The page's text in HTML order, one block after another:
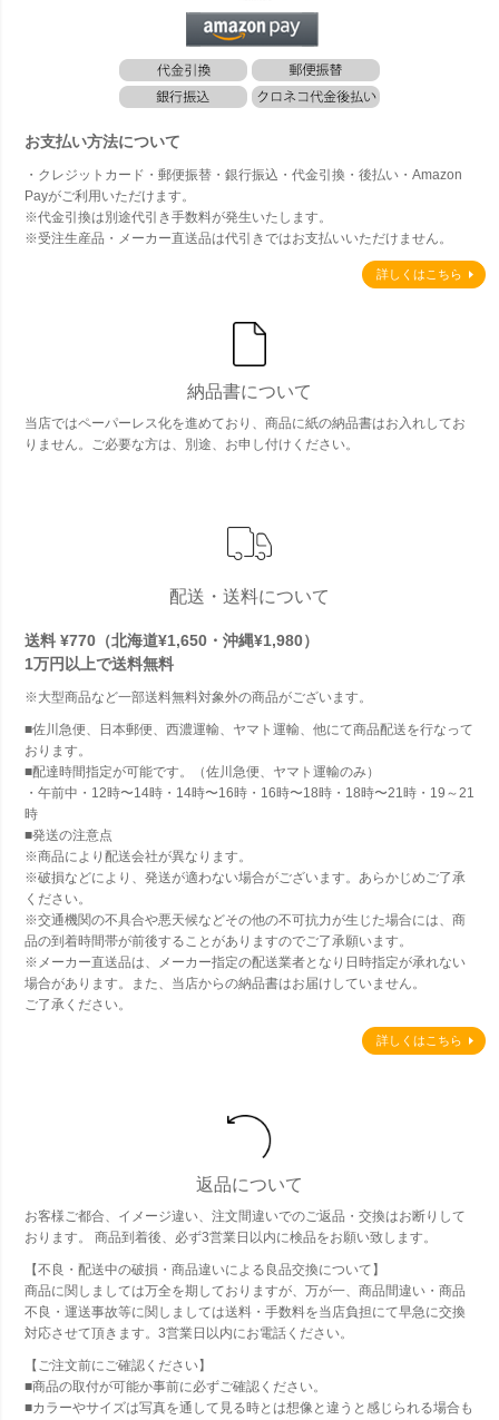
お支払い方法について
・クレジットカード・郵便振替・銀行振込・代金引換・後払い・Amazon
Payがご利用いただけます。
※代金引換は別途代引き手数料が発生いたします。
※受注生産品・メーカー直送品は代引きではお支払いいただけません。
詳しくはこちら
納品書について
当店ではペーパーレス化を進めており、商品に紙の納品書はお入れしてお
りません。ご必要な方は、別途、お申し付けください。
配送・送料について
送料 ¥770（北海道¥1,650・沖縄¥1,980）
1万円以上で送料無料
※大型商品など一部送料無料対象外の商品がございます。
■佐川急便、日本郵便、西濃運輸、ヤマト運輸、他にて商品配送を行なって
おります。
■配達時間指定が可能です。（佐川急便、ヤマト運輸のみ）
・午前中・12時〜14時・14時〜16時・16時〜18時・18時〜21時・19～21
時
■発送の注意点
※商品により配送会社が異なります。
※破損などにより、発送が適わない場合がございます。あらかじめご了承
ください。
※交通機関の不具合や悪天候などその他の不可抗力が生じた場合には、商
品の到着時間帯が前後することがありますのでご了承願います。
※メーカー直送品は、メーカー指定の配送業者となり日時指定が承れない
場合があります。また、当店からの納品書はお届けしていません。
ご了承ください。
詳しくはこちら
返品について
お客様ご都合、イメージ違い、注文間違いでのご返品・交換はお断りして
おります。 商品到着後、必ず3営業日以内に検品をお願い致します。
【不良・配送中の破損・商品違いによる良品交換について】
商品に関しましては万全を期しておりますが、万が一、商品間違い・商品
不良・運送事故等に関しましては送料・手数料を当店負担にて早急に交換
対応させて頂きます。3営業日以内にお電話ください。
【ご注文前にご確認ください】
■商品の取付が可能か事前に必ずご確認ください。
■カラーやサイズは写真を通して見る時とは想像と違うと感じられる場合も